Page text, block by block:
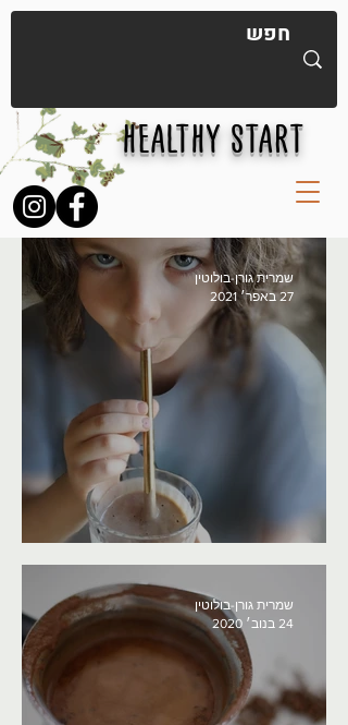
HEALTHY START
זוקיני קפוא בשייק? בארור...
שמרית גורן-בולוטין
27 באפר׳ 2021
שמרית גורן-בולוטין
24 בנוב׳ 2020